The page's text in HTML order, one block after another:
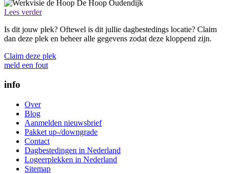
Lees verder
Is dit jouw plek? Oftewel is dit jullie dagbestedings locatie? Claim
dan deze plek en beheer alle gegevens zodat deze kloppend zijn.
Claim deze plek
meld een fout
info
Over
Blog
Aanmelden nieuwsbrief
Pakket up-/downgrade
Contact
Dagbestedingen in Nederland
Logeerplekken in Nederland
Sitemap